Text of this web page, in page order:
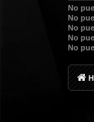
No
No
No
No
No